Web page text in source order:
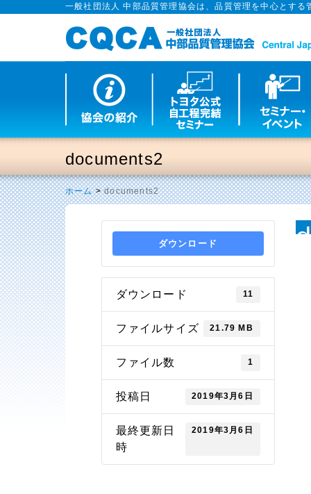
一般社団法人 中部品質管理協会は、品質管理を中心とす
documents2
ホーム>documents2
ダウンロード
ダウンロード 11
ファイルサイズ 21.79 MB
ファイル数 1
投稿日 2019年3月6日
最終更新日
時
2019年3月6日